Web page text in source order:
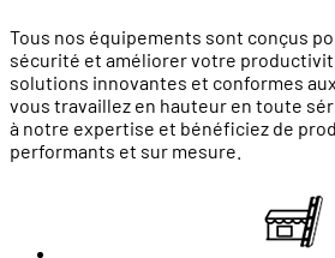
Tous nos équipements sont conçus
sécurité et améliorer votre
solutions innovantes et conformes
vous travaillez en hauteur en toute
à notre expertise et bénéficiez de
performants et sur mesure.